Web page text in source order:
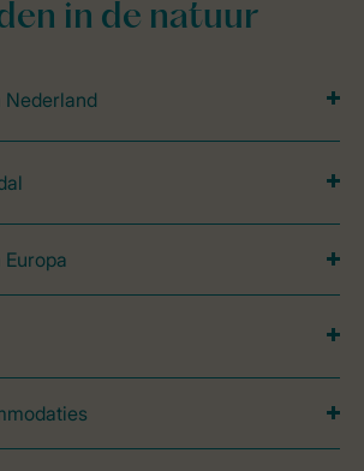
in de natuur
Nederland